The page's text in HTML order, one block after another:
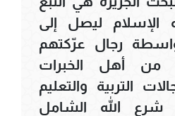
الإسلام ليصل إلى
رجال عرّكتهم
من أهل الخبرات
التربية والتعليم
شرع الله الشامل